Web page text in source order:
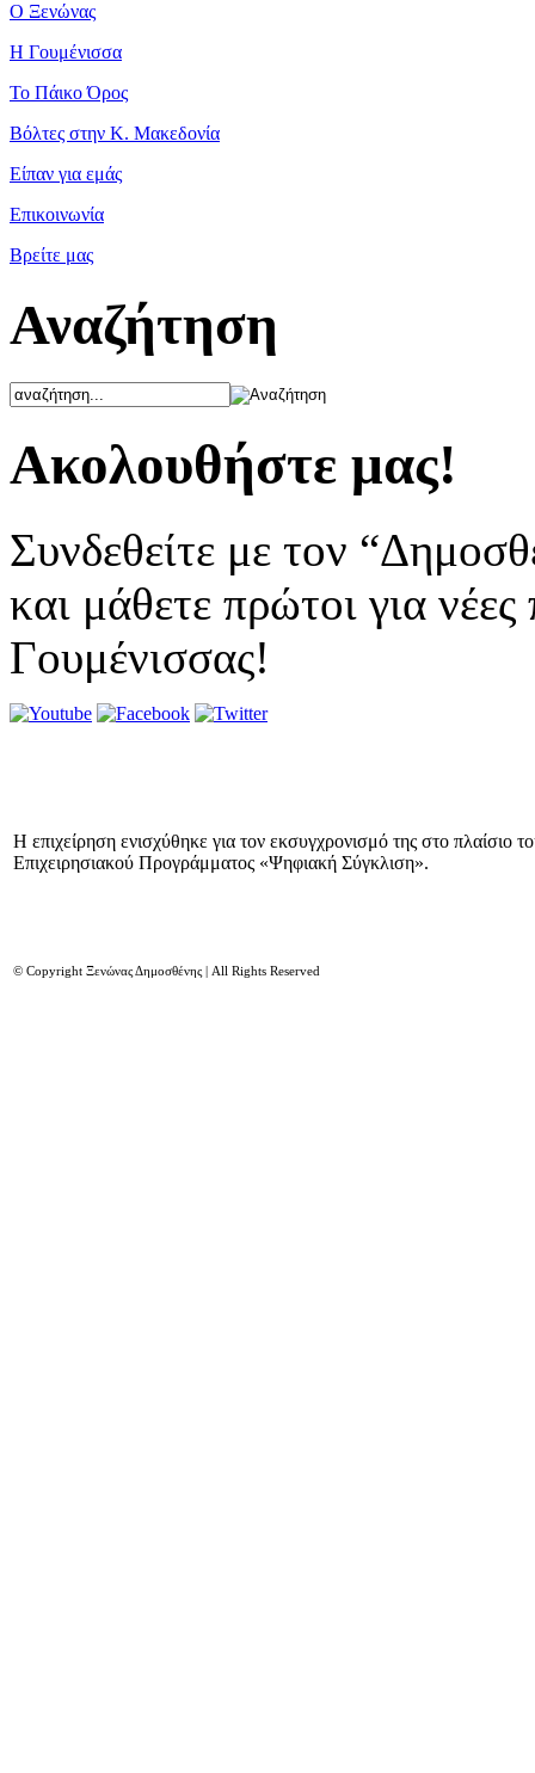
Ο Ξενώνας
Η Γουμένισσα
Το Πάικο Όρος
Βόλτες στην Κ. Μακεδονία
Είπαν για εμάς
Επικοινωνία
Βρείτε μας
Αναζήτηση
Ακολουθήστε μας!
Συνδεθείτε με τον
και μάθετε πρώτοι για
Γουμένισσας!
Η επιχείρηση ενισχύθηκε για τον εκσυγχρονισμό της στο πλαίσιο
Επιχειρησιακού Προγράμματος «Ψηφιακή Σύγκλιση».
© Copyright Ξενώνας Δημοσθένης | All Rights Reserved